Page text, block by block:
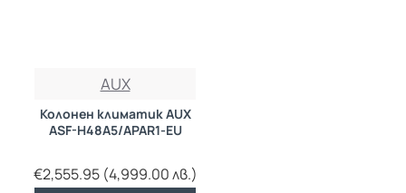
AUX
Колонен климатик AUX
ASF-H48A5/APAR1-EU
€2,555.95 (4,999.00 лв.)